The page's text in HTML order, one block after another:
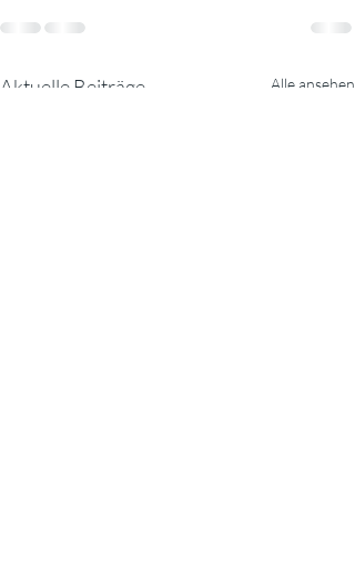
Aktuelle Beiträge Alle ansehen